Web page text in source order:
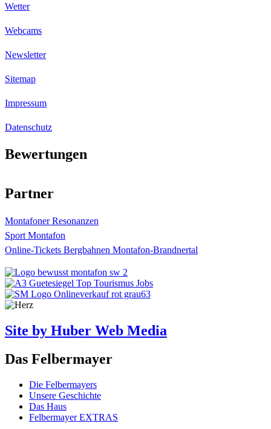
Wetter
Webcams
Newsletter
Sitemap
Impressum
Datenschutz
Bewertungen
Partner
Montafoner Resonanzen
Sport Montafon
Online-Tickets Bergbahnen Montafon-Brandnertal
Site by Huber Web Media
Das Felbermayer
Die Felbermayers
Unsere Geschichte
Das Haus
Felbermayer EXTRAS